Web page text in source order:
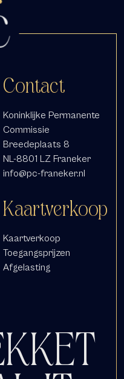
Contact
Koninklijke Permanente
Commissie
Breedeplaats 8
NL-8801 LZ Franeker
info@pc-franeker.nl
Kaartverkoop
Kaartverkoop
Toegangsprijzen
Afgelasting